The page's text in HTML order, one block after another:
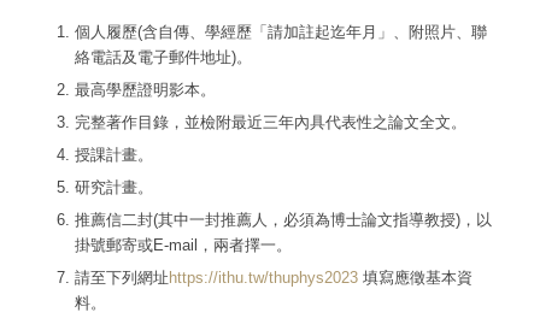
個人履歷(含自傳、學經歷「請加註起迄年月」、附照片、聯
絡電話及電子郵件地址)。
最高學歷證明影本。
完整著作目錄，並檢附最近三年內具代表性之論文全文。
授課計畫。
研究計畫。
推薦信二封(其中一封推薦人，必須為博士論文指導教授)，以
掛號郵寄或E-mail，兩者擇一。
請至下列網址 https://ithu.tw/thuphys2023填寫應徵基本資
料。